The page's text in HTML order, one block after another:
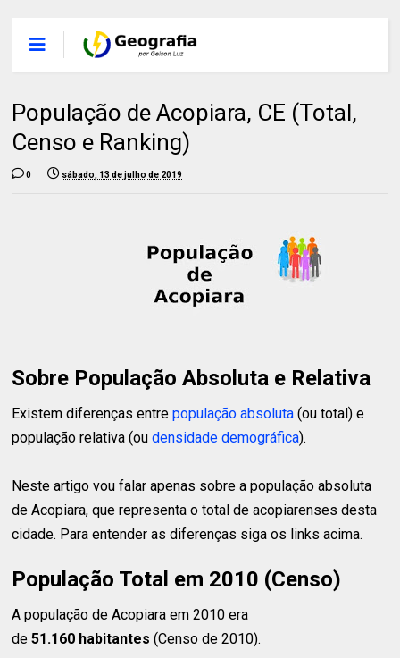
População de Acopiara, CE (Total,
Censo e Ranking)
0 sábado, 13 de julho de 2019
Sobre População Absoluta e Relativa
Existem diferenças entrepopulação absoluta (ou total) e
população relativa (oudensidade demográfica).
Neste artigo vou falar apenas sobre a população absoluta
de Acopiara, que representa o total de acopiarenses desta
cidade. Para entender as diferenças siga os links acima.
População Total em 2010 (Censo)
A população de Acopiara em 2010 era
de51.160 habitantes(Censo de 2010).